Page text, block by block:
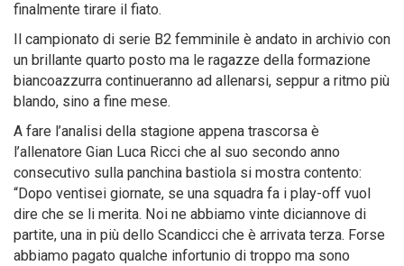
finalmente tirare il fiato.
Il campionato di serie B2 femminile è andato in archivio con
un brillante quarto posto ma le ragazze della formazione
biancoazzurra continueranno ad allenarsi, seppur a ritmo più
blando, sino a fine mese.
A fare l’analisi della stagione appena trascorsa è
l’allenatore Gian Luca Ricci che al suo secondo anno
consecutivo sulla panchina bastiola si mostra contento:
“Dopo ventisei giornate, se una squadra fa i play-off vuol
dire che se li merita. Noi ne abbiamo vinte diciannove di
partite, una in più dello Scandicci che è arrivata terza. Forse
abbiamo pagato qualche infortunio di troppo ma sono